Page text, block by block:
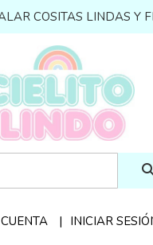
COSITAS LINDAS Y
INICIAR